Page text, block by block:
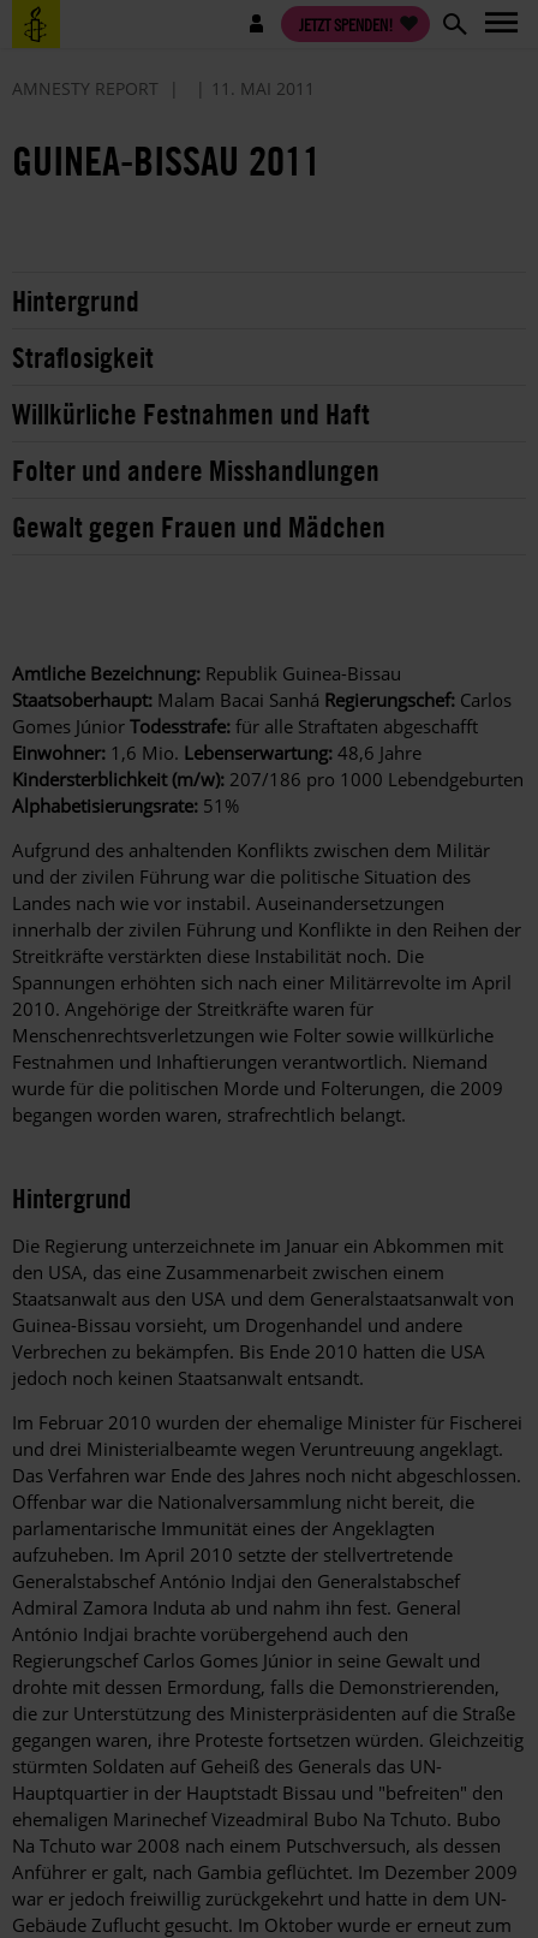
Direkt
zum
Benutzermenü JETZT SPENDEN!
AMNESTY REPORT 11. MAI 2011
GUINEA-BISSAU 2011
Hintergrund
Straflosigkeit
Willkürliche Festnahmen und Haft
Folter und andere Misshandlungen
Gewalt gegen Frauen und Mädchen
Amtliche Bezeichnung: Republik Guinea-Bissau
Staatsoberhaupt: Malam Bacai Sanhá Regierungschef: Carlos
Gomes Júnior Todesstrafe: für alle Straftaten abgeschafft
Einwohner: 1,6 Mio. Lebenserwartung: 48,6 Jahre
Kindersterblichkeit (m/w): 207/186 pro 1000 Lebendgeburten
Alphabetisierungsrate: 51%
Aufgrund des anhaltenden Konflikts zwischen dem Militär
und der zivilen Führung war die politische Situation des
Landes nach wie vor instabil. Auseinandersetzungen
innerhalb der zivilen Führung und Konflikte in den Reihen der
Streitkräfte verstärkten diese Instabilität noch. Die
Spannungen erhöhten sich nach einer Militärrevolte im April
2010. Angehörige der Streitkräfte waren für
Menschenrechtsverletzungen wie Folter sowie willkürliche
Festnahmen und Inhaftierungen verantwortlich. Niemand
wurde für die politischen Morde und Folterungen, die 2009
begangen worden waren, strafrechtlich belangt.
Hintergrund
Die Regierung unterzeichnete im Januar ein Abkommen mit
den USA, das eine Zusammenarbeit zwischen einem
Staatsanwalt aus den USA und dem Generalstaatsanwalt von
Guinea-Bissau vorsieht, um Drogenhandel und andere
Verbrechen zu bekämpfen. Bis Ende 2010 hatten die USA
jedoch noch keinen Staatsanwalt entsandt.
Im Februar 2010 wurden der ehemalige Minister für Fischerei
und drei Ministerialbeamte wegen Veruntreuung angeklagt.
Das Verfahren war Ende des Jahres noch nicht abgeschlossen.
Offenbar war die Nationalversammlung nicht bereit, die
parlamentarische Immunität eines der Angeklagten
aufzuheben. Im April 2010 setzte der stellvertretende
Generalstabschef António Indjai den Generalstabschef
Admiral Zamora Induta ab und nahm ihn fest. General
António Indjai brachte vorübergehend auch den
Regierungschef Carlos Gomes Júnior in seine Gewalt und
drohte mit dessen Ermordung, falls die Demonstrierenden,
die zur Unterstützung des Ministerpräsidenten auf die Straße
gegangen waren, ihre Proteste fortsetzen würden. Gleichzeitig
stürmten Soldaten auf Geheiß des Generals das UN-
Hauptquartier in der Hauptstadt Bissau und "befreiten" den
ehemaligen Marinechef Vizeadmiral Bubo Na Tchuto. Bubo
Na Tchuto war 2008 nach einem Putschversuch, als dessen
Anführer er galt, nach Gambia geflüchtet. Im Dezember 2009
war er jedoch freiwillig zurückgekehrt und hatte in dem UN-
Gebäude Zuflucht gesucht. Im Oktober wurde er erneut zum